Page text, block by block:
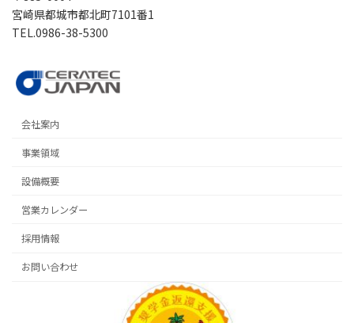
宮崎県都城市都北町7101番1
TEL.0986-38-5300
会社案内
事業領域
設備概要
営業カレンダー
採用情報
お問い合わせ